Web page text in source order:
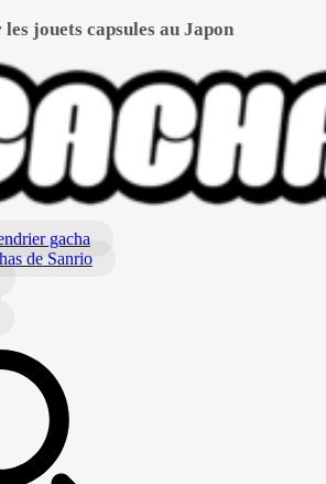
jouets capsules au Japon
gacha
de Sanrio